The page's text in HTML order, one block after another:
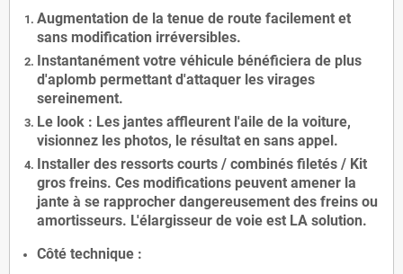
Augmentation de la tenue de route facilement et
sans modification irréversibles.
Instantanément votre véhicule bénéficiera de plus
d'aplomb permettant d'attaquer les virages
sereinement.
Le look : Les jantes affleurent l'aile de la voiture,
visionnez les photos, le résultat en sans appel.
Installer des ressorts courts / combinés filetés / Kit
gros freins. Ces modifications peuvent amener la
jante à se rapprocher dangereusement des freins ou
amortisseurs. L'élargisseur de voie est LA solution.
Côté technique :